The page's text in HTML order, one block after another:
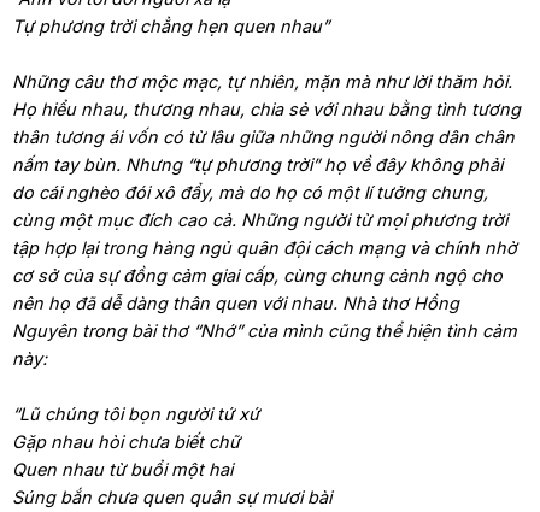
Tự phương trời chẳng hẹn quen nhau”
Những câu thơ mộc mạc, tự nhiên, mặn mà như lời thăm hỏi.
Họ hiểu nhau, thương nhau, chia sẻ với nhau bằng tình tương
thân tương ái vốn có từ lâu giữa những người nông dân chân
nấm tay bùn. Nhưng “tự phương trời” họ về đây không phải
do cái nghèo đói xô đẩy, mà do họ có một lí tưởng chung,
cùng một mục đích cao cả. Những người từ mọi phương trời
tập hợp lại trong hàng ngủ quân đội cách mạng và chính nhờ
cơ sở của sự đồng cảm giai cấp, cùng chung cảnh ngộ cho
nên họ đã dễ dàng thân quen với nhau. Nhà thơ Hồng
Nguyên trong bài thơ “Nhớ” của mình cũng thể hiện tình cảm
này:
“Lũ chúng tôi bọn người tứ xứ
Gặp nhau hòi chưa biết chữ
Quen nhau từ buổi một hai
Súng bắn chưa quen quân sự mươi bài